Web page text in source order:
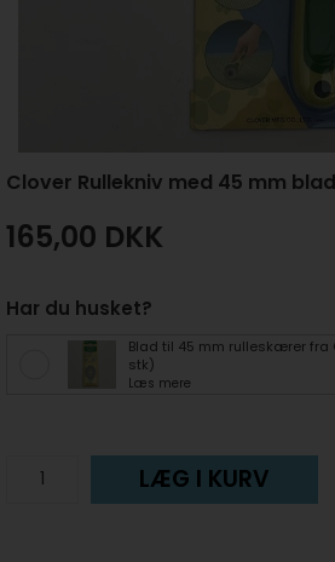
Clover Rullekniv med 45 mm
165,00 DKK
Har du husket?
Blad til 45 mm rulleskærer fra
stk)
Læs mere
LÆG I KURV